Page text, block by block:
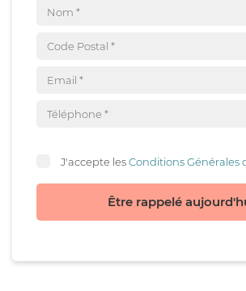
J'accepte lesConditions Générales
Être rappelé